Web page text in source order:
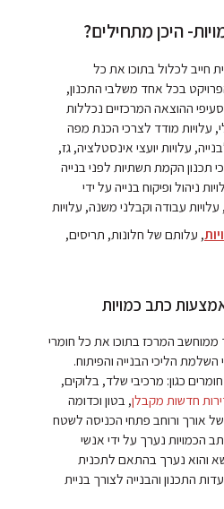
היכן מתחילים?
חייב לכלול בתוכו את כל
בכל אחד משלבי התכנון,
ההוצאה המרכזיים נכללות
עלויות מודד לצרכי הכנת מפה
עלויות יועצי אינסטלציה, גז,
הקמת תשתיות לפני בנייה
ניהול ופיקוח בנייה על ידי
עבודה וקבלני משנה, עלויות
, עלותם של חלונות, תריסים,
כתב כמויות
המרכז בתוכו את כל חומרי
הליכי הבנייה והפיתוח.
כגון: מרכיבי שלד, בלוקים,
חדשות מקבלן, בטון וכדומה
של אורך ורוחב פתחי הכניסה לשטח
הכמויות נערך על ידי אנשי
והוא נערך בהתאם לתכנית
התכנון והבנייה לצורך בניית